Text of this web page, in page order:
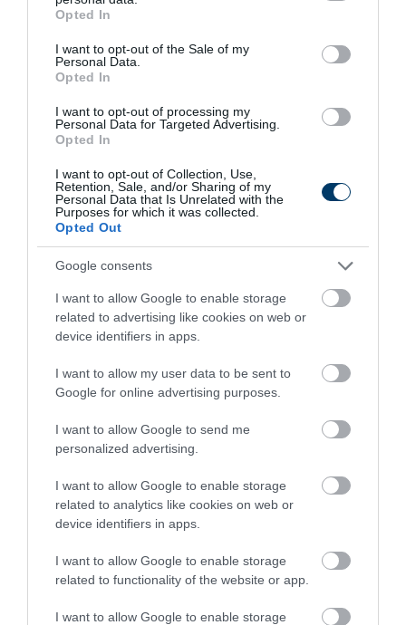
grant or deny consent to Google and its third-party tags to
use your data for below specified purposes in below Google
consent section.
Opted In
I want to opt-out of the Sale of my
Personal Data.
Opted In
I want to opt-out of processing my
Personal Data for Targeted Advertising.
Opted In
I want to opt-out of Collection, Use,
Retention, Sale, and/or Sharing of my
Personal Data that Is Unrelated with the
Purposes for which it was collected.
Opted Out
Google consents
I want to allow Google to enable storage
related to advertising like cookies on web or
device identifiers in apps.
I want to allow my user data to be sent to
Google for online advertising purposes.
I want to allow Google to send me
personalized advertising.
I want to allow Google to enable storage
related to analytics like cookies on web or
device identifiers in apps.
I want to allow Google to enable storage
related to functionality of the website or app.
I want to allow Google to enable storage
Stop Eating These 3 Foods That Are Known to
Cause Parasites
1 h 29 min
One Teaspoon And All The Worms In The Body
Die Instantly